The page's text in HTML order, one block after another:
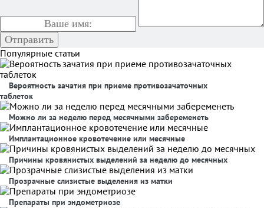
Популярные статьи
Вероятность зачатия при приеме противозачаточных
таблеток
Можно ли за неделю перед месячными забеременеть
Имплантационное кровотечение или месячные
Причины кровянистых выделений за неделю до месячных
Прозрачные слизистые выделения из матки
Препараты при эндометриозе